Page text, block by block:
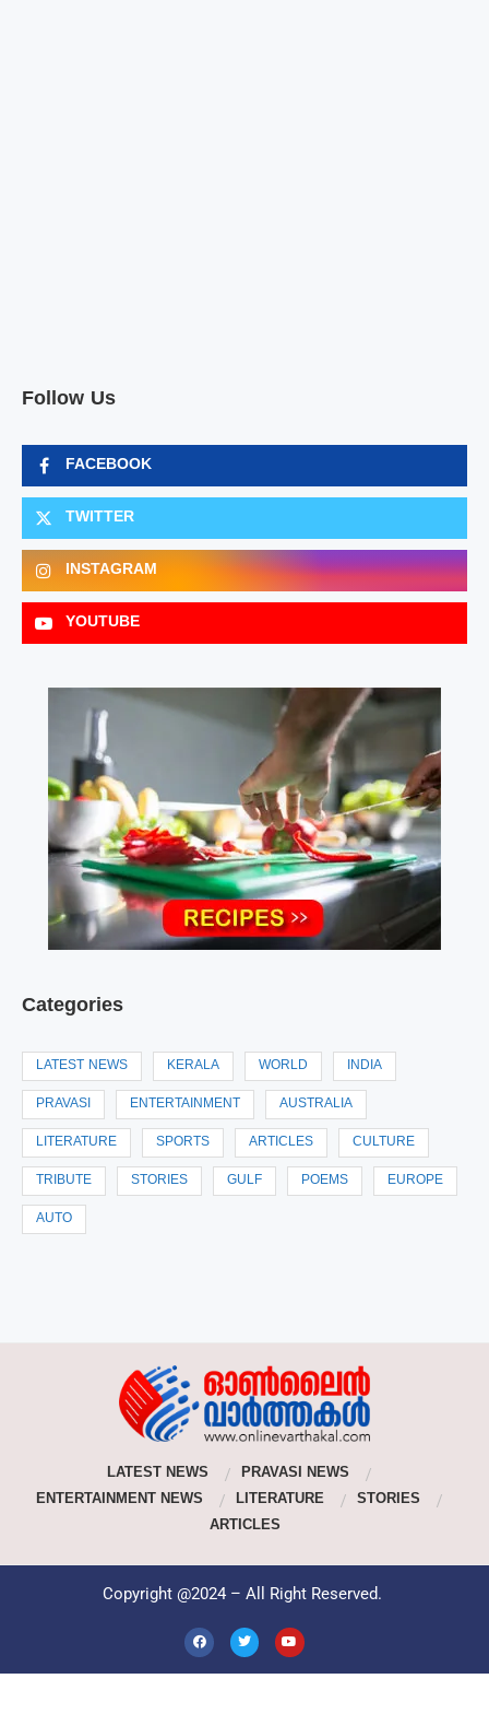
Follow Us
FACEBOOK
TWITTER
INSTAGRAM
YOUTUBE
Categories
LATEST NEWS KERALA WORLD INDIA
PRAVASI ENTERTAINMENT AUSTRALIA
LITERATURE SPORTS ARTICLES CULTURE
TRIBUTE STORIES GULF POEMS EUROPE
AUTO
LATEST NEWS
PRAVASI NEWS
ENTERTAINMENT NEWS
LITERATURE
STORIES
ARTICLES
Copyright @2024 – All Right Reserved.